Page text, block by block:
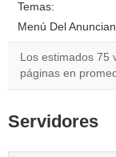
Temas:
Menú Del
Los estimados 75
páginas en
Servidores